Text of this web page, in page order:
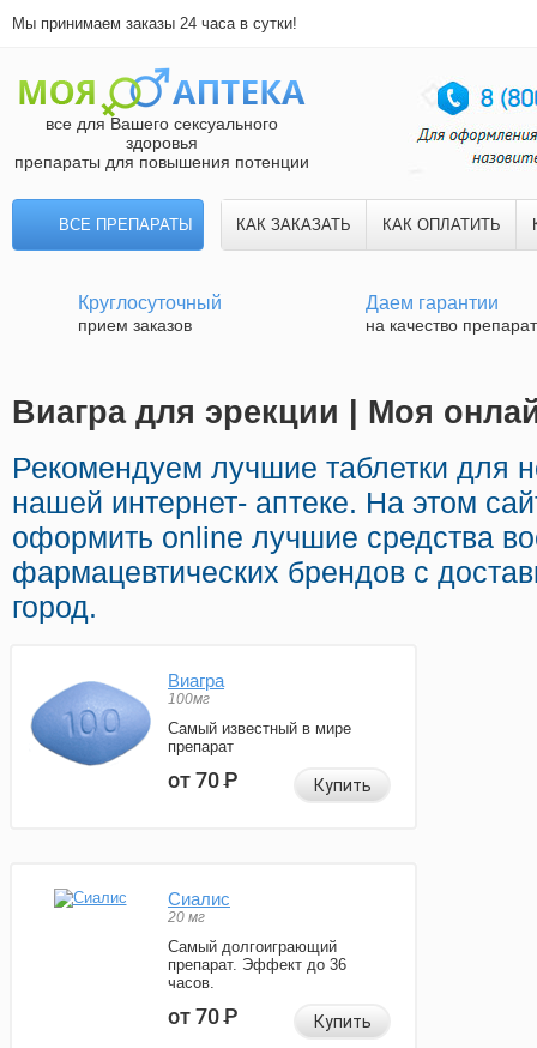
Мы принимаем заказы 24 часа в сутки!
все для Вашего сексуального
здоровья
препараты для повышения потенции
ВСЕ ПРЕПАРАТЫ КАК ЗАКАЗАТЬ КАК ОПЛАТИТЬ
Круглосуточный
прием заказов
Даем гарантии
на качество
Виагра для эрекции | Моя
Рекомендуем лучшие таблетки для
нашей интернет- аптеке. На этом
оформить online лучшие средства
фармацевтических брендов с
город.
Виагра
100мг
Самый известный в мире
препарат
от 70Р Купить
Сиалис
20 мг
Самый долгоиграющий
препарат. Эффект до 36
часов.
от 70Р Купить